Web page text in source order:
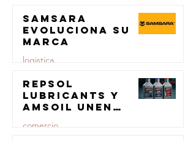
23 jul
Samsara
evoluciona su
marca
logistica
23 jul
Repsol
Lubricants y
AMSOIL unen
lubricación
comercio